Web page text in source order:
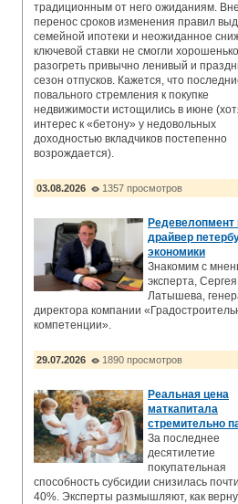
традиционным от него ожиданиям.
перенос сроков изменения правил
семейной ипотеки и неожиданное
ключевой ставки не смогли хорошенько
разогреть привычно ленивый и
сезон отпусков. Кажется, что
повального стремления к покупке
недвижимости истощились в июне
интерес к «бетону» у недовольных
доходностью вкладчиков постепенно
возрождается).
03.08.2026 1357 просмотров
Редевелопмент
драйвер
экономики
Знакомим с
эксперта, Сергея
Латышева,
директора компании
компетенции».
29.07.2026 1890 просмотров
Реальная цена
маткапитала
стремительно
За последнее
десятилетие
покупательная
способность субсидии снизилась
40%. Эксперты размышляют, как